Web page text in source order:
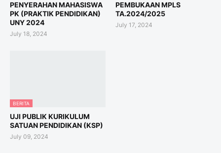
PENYERAHAN MAHASISWA
PK (PRAKTIK PENDIDIKAN)
UNY 2024
July 18, 2024
PEMBUKAAN MPLS
TA.2024/2025
July 17, 2024
BERITA
UJI PUBLIK KURIKULUM
SATUAN PENDIDIKAN (KSP)
July 09, 2024